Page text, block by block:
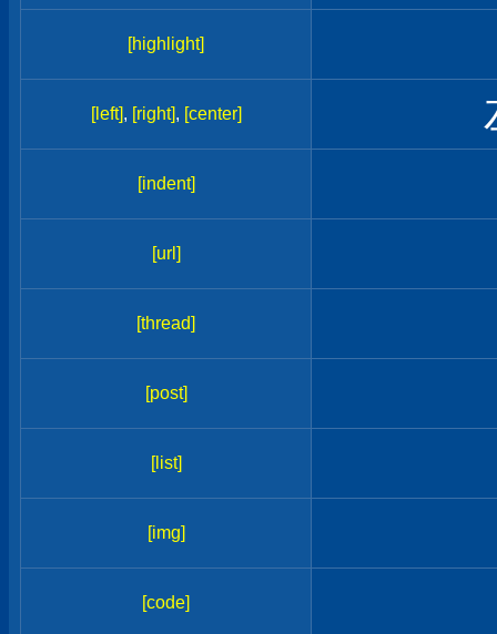
[highlight]
[left], [right], [center]
[indent]
[url]
[thread]
[post]
[list]
[img]
[code]